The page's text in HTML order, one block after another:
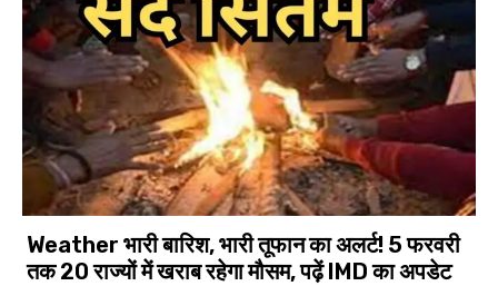
Weather भारी बारिश, भारी तूफान का अलर्ट! 5 फरवरी
तक 20 राज्यों में खराब रहेगा मौसम, पढ़ें IMD का अपडेट